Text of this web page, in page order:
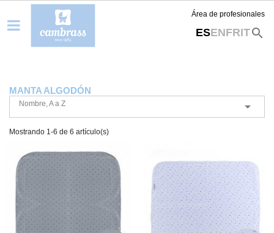
Área de profesionales
ESENFRITsearch
MANTA ALGODÓN
Nombre, A a Z 
Mostrando 1-6 de 6 artículo(s)